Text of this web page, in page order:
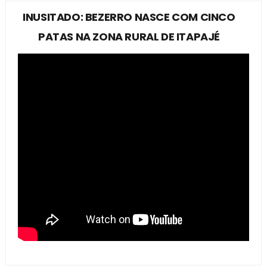
INUSITADO: BEZERRO NASCE COM CINCO
PATAS NA ZONA RURAL DE ITAPAJÉ